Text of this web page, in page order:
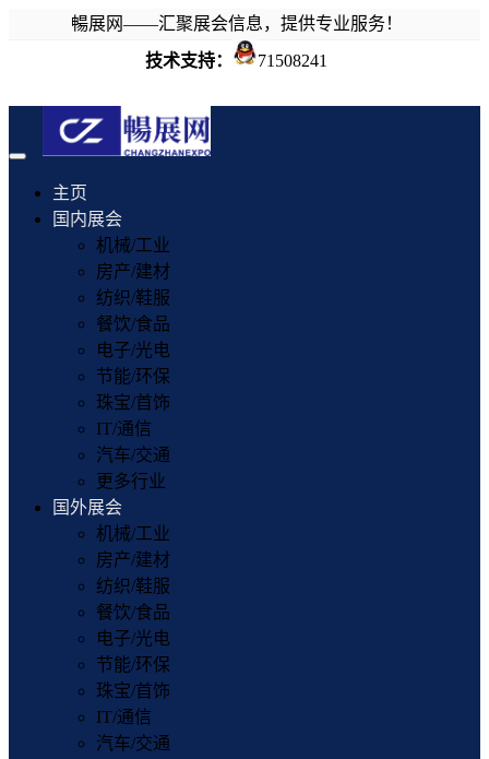
暢展网——汇聚展会信息，提供专业服务！
技术支持：
71508241
Toggle
navigation
主页
国内展会
机械/工业
房产/建材
纺织/鞋服
餐饮/食品
电子/光电
节能/环保
珠宝/首饰
IT/通信
汽车/交通
更多行业
国外展会
机械/工业
房产/建材
纺织/鞋服
餐饮/食品
电子/光电
节能/环保
珠宝/首饰
IT/通信
汽车/交通